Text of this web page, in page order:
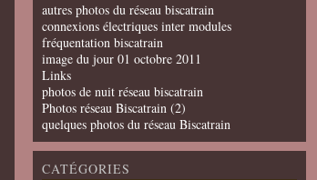
autres photos du réseau biscatrain
connexions électriques inter modules
fréquentation biscatrain
image du jour 01 octobre 2011
Links
photos de nuit réseau biscatrain
Photos réseau Biscatrain (2)
quelques photos du réseau Biscatrain
CATÉGORIES